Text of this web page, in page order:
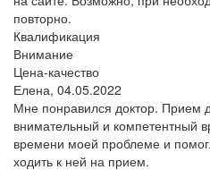
повторно.
Квалификация
Внимание
Цена-качество
Елена, 04.05.2022
Мне понравился доктор. Прием
внимательный и компетентный
времени моей проблеме и
ходить к ней на прием.